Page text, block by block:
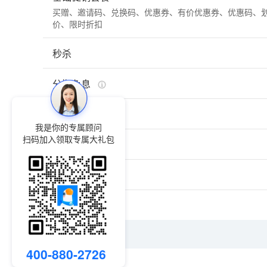
买赠、邀请码、兑换码、优惠券、有价优惠券、优惠码、
价、限时折扣
秒杀
分期免息
支付有礼
商品推荐
弹窗广告
满包邮
裂变
拼团
我是你的专属顾问
扫码加入领取专属大礼包
400-880-2726